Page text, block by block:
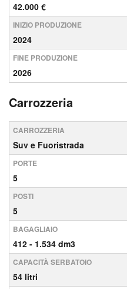
42.000 €
INIZIO PRODUZIONE
2024
FINE PRODUZIONE
2026
Carrozzeria
CARROZZERIA
Suv e Fuoristrada
PORTE
5
POSTI
5
BAGAGLIAIO
412 - 1.534 dm3
CAPACITÀ SERBATOIO
54 litri